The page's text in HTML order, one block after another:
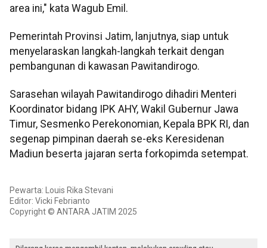
area ini," kata Wagub Emil.
Pemerintah Provinsi Jatim, lanjutnya, siap untuk
menyelaraskan langkah-langkah terkait dengan
pembangunan di kawasan Pawitandirogo.
Sarasehan wilayah Pawitandirogo dihadiri Menteri
Koordinator bidang IPK AHY, Wakil Gubernur Jawa
Timur, Sesmenko Perekonomian, Kepala BPK RI, dan
segenap pimpinan daerah se-eks Keresidenan
Madiun beserta jajaran serta forkopimda setempat.
Pewarta: Louis Rika Stevani
Editor: Vicki Febrianto
Copyright © ANTARA JATIM 2025